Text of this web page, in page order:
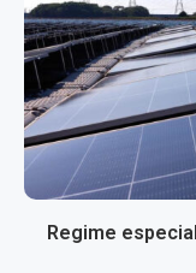
Regime